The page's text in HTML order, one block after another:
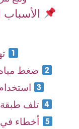
ضغط
تلف طبقة
أخطاء في